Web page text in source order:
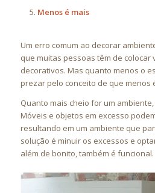
Menos é mais
Um erro comum ao decorar
que muitas pessoas têm de colocar
decorativos. Mas quanto menos o
prezar pelo conceito de que menos
Quanto mais cheio for um
Móveis e objetos em excesso
resultando em um ambiente que
solução é minuir os excessos e
além de bonito, também é funcional.